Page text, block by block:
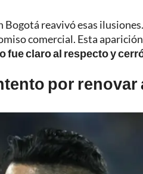
Bogotá reavivó esas
comercial. Esta
fue claro al respecto y
por renovar